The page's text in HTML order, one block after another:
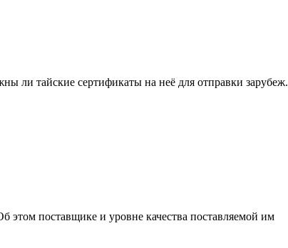
ли тайские сертификаты на неё для отправки зарубеж.
этом поставщике и уровне качества поставляемой им